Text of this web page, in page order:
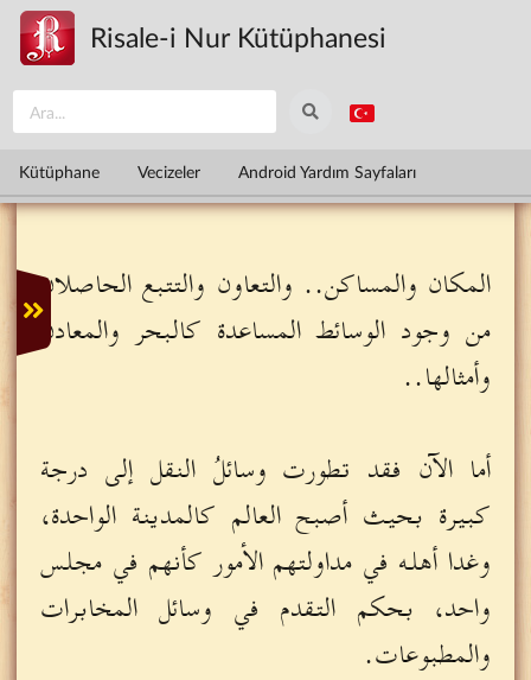
Ana içeriğe atla
Risale-i Nur Kütüphanesi
Kütüphane Vecizeler Android Yardım Sayfaları
المكان والمساكن.. والتعاون والتتبع الحاصلان
من وجود الوسائط المساعدة كالبحر والمعادن
وأمثالها..
أما الآن فقد تطورت وسائلُ النقل إلى درجة
كبيرة بحيث أصبح العالم كالمدينة الواحدة،
وغدا أهله في مداولتهم الأمور كأنهم في مجلس
واحد، بحكم التقدم في وسائل المخابرات
والمطبوعات.